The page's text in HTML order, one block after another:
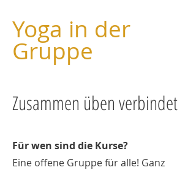
Yoga in der
Gruppe
Zusammen üben verbindet
Für wen sind die Kurse?
Eine offene Gruppe für alle! Ganz